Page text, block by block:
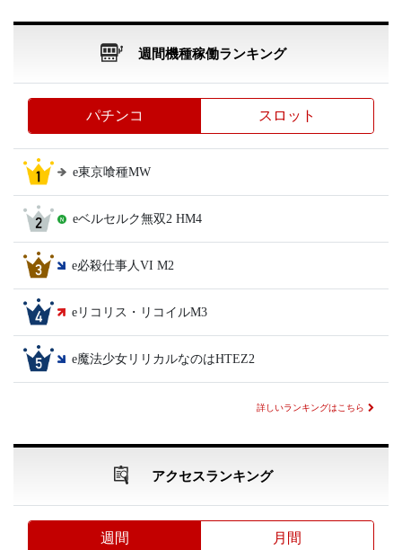
週間機種稼働ランキング
パチンコ スロット
e東京喰種MW
eベルセルク無双2 HM4
e必殺仕事人VI M2
eリコリス・リコイルM3
e魔法少女リリカルなのはHTEZ2
詳しいランキングはこちら
アクセスランキング
週間 月間